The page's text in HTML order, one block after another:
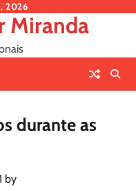
2026
Miranda
durante as
by